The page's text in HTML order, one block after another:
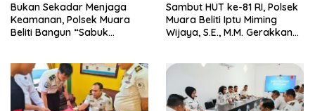
Bukan Sekadar Menjaga
Keamanan, Polsek Muara
Beliti Bangun “Sabuk
Sambut HUT ke-81 RI, Polsek
Muara Beliti Iptu Miming
Wijaya, S.E., M.M. Gerakkan